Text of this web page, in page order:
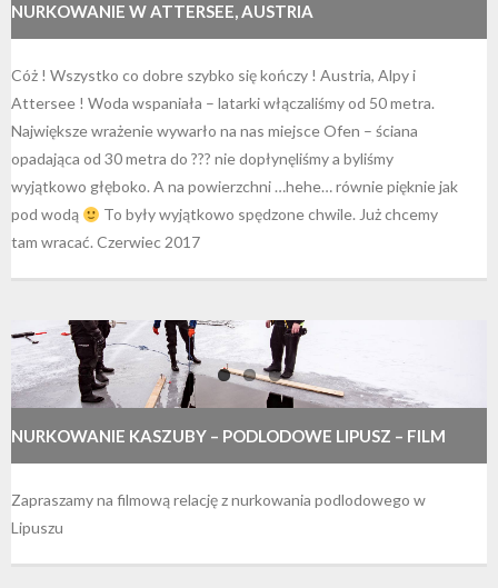
NURKOWANIE W ATTERSEE, AUSTRIA
Cóż ! Wszystko co dobre szybko się kończy ! Austria, Alpy i
Attersee ! Woda wspaniała – latarki włączaliśmy od 50 metra.
Największe wrażenie wywarło na nas miejsce Ofen – ściana
opadająca od 30 metra do ??? nie dopłynęliśmy a byliśmy
wyjątkowo głęboko. A na powierzchni …hehe… równie pięknie jak
pod wodą
To były wyjątkowo spędzone chwile. Już chcemy
tam wracać. Czerwiec 2017
NURKOWANIE KASZUBY – PODLODOWE LIPUSZ – FILM
Zapraszamy na filmową relację z nurkowania podlodowego w
Lipuszu